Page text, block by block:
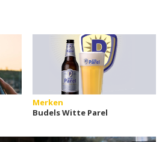
Merken
Budels Witte Parel